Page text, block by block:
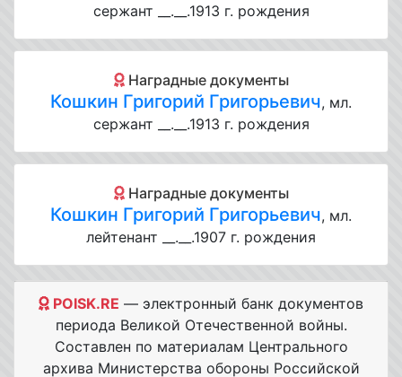
сержант __.__.1913 г. рождения
Наградные документы
Кошкин Григорий Григорьевич, мл.
сержант __.__.1913 г. рождения
Наградные документы
Кошкин Григорий Григорьевич, мл.
лейтенант __.__.1907 г. рождения
POISK.RE — электронный банк документов
периода Великой Отечественной войны.
Составлен по материалам Центрального
архива Министерства обороны Российской